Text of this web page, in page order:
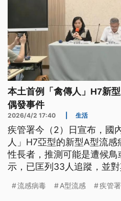
本土首例「禽傳人」H7新
偶發事件
2026/4/2 17:40 生活
疾管署今（2）日宣布，國
人」H7亞型的新型A型流
性長者，推測可能是遭候
示，已匡列33人追蹤，並
皆為陰性，評估本案應為
流感病毒 A型流感 疾管署